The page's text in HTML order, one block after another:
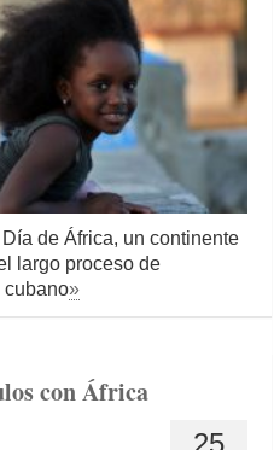
de África, un continente
largo proceso de
cubano»
con África
25